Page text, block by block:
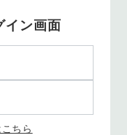
イン画面
ちら